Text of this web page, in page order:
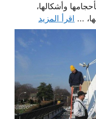
وأشكالها،
... اقرأ المزيد